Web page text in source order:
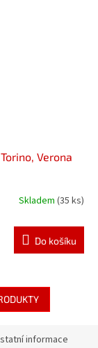
Verona
Skladem (35 ks)
Do košíku
informace